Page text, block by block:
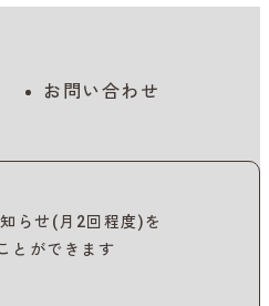
お問い合わせ
らせ(月2回程度)を
とができます